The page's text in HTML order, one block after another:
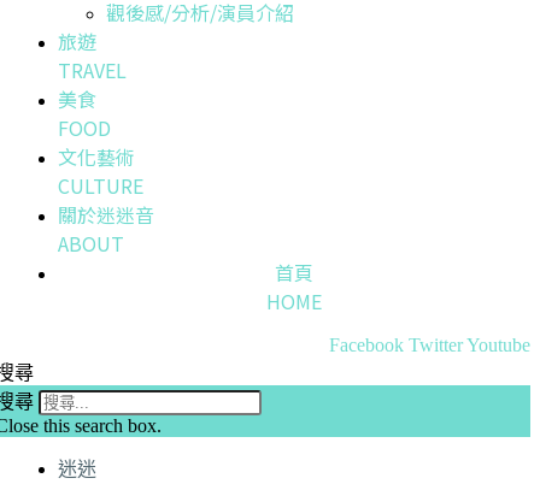
觀後感/分析/演員介紹
旅遊
TRAVEL
美食
FOOD
文化藝術
CULTURE
關於迷迷音
ABOUT
首頁
HOME
Facebook TwitterYoutube
尋
尋
this search box.
迷迷